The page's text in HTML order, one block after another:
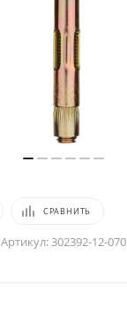
СРАВНИТЬ
Артикул:302392-12-070